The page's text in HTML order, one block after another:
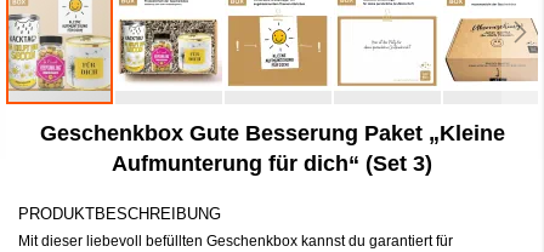
AnfangGeschenkbox Gute Besserung Paket „Kleine
Aufmunterung für dich“ (Set 3)
PRODUKTBESCHREIBUNG
Mit dieser liebevoll befüllten Geschenkbox kannst du garantiert für